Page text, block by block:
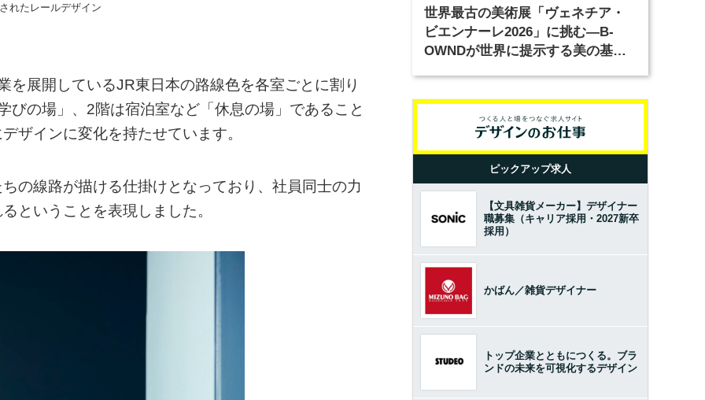
れたレールデザイン
を展開しているJR東日本の路線色を各室ごとに割り
びの場」、2階は宿泊室など「休息の場」であること
ザインに変化を持たせています。
の線路が描ける仕掛けとなっており、社員同士の力
ということを表現しました。
世界最古の美術展「ヴェネチア・
ビエンナーレ2026」に挑む―B-
OWNDが世界に提示する美の基準
ピックアップ求人
【文具雑貨メーカー】デザイナー
職募集（キャリア採用・2027新卒
採用）
かばん／雑貨デザイナー
トップ企業とともにつくる。ブラ
ンドの未来を可視化するデザイン